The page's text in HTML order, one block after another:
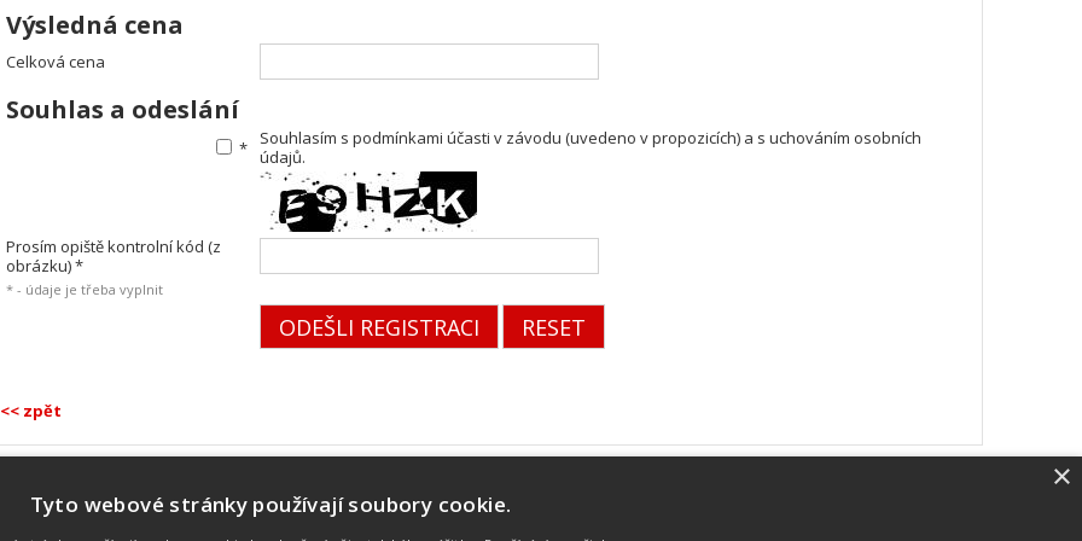
Výsledná cena
Celková cena
Souhlas a odeslání
*
Souhlasím s podmínkami účasti v závodu (uvedeno v propozicích) a s uchováním osobních
údajů.
Prosím opiště kontrolní kód (z
obrázku) *
* - údaje je třeba vyplnit
<< zpět
Náš tým
Náš tým je schopen na profesionální
×
Tyto webové stránky používají soubory cookie.